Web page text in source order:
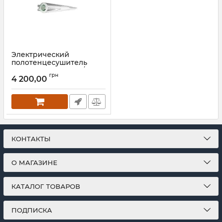
Электрический
полотенцесушитель
Mario Нота-I 30x630/85
Артикул:2.13.046002.0
4 200,00 грн
КОНТАКТЫ
О МАГАЗИНЕ
КАТАЛОГ ТОВАРОВ
ПОДПИСКА